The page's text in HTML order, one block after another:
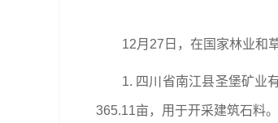
12月27日，在国家林业和
1. 四川省南江县圣堡矿业
365.11亩，用于开采建筑石料。